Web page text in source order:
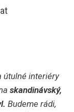
útulné interiéry
skandinávský,
Budeme rádi,